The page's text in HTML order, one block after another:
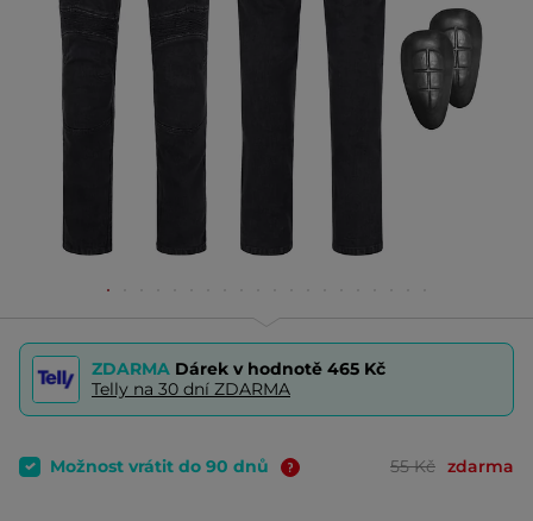
ZDARMA Dárek v hodnotě 465 Kč
Telly na 30 dní ZDARMA
Možnost vrátit do 90 dnů 55 Kč zdarma